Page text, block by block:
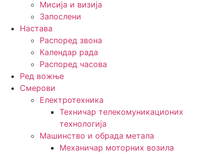
Мисија и визија
Запослени
Настава
Распоред звона
Календар рада
Распоред часова
Ред вожње
Смерови
Електротехника
Техничар телекомуникационих
технологија
Машинство и обрада метала
Механичар моторних возила